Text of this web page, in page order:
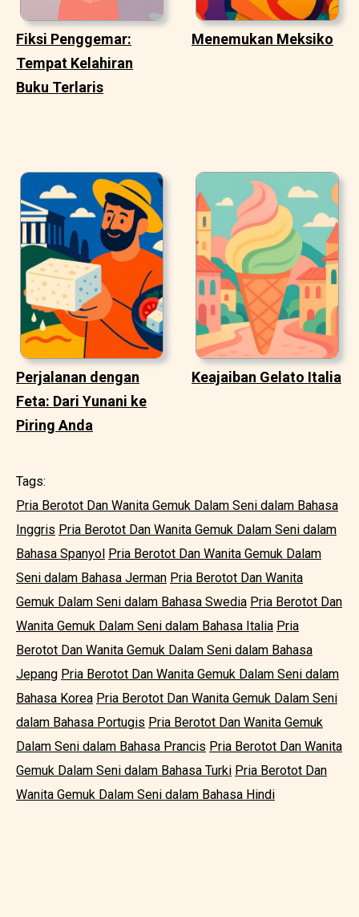
Fiksi Penggemar:
Tempat Kelahiran
Buku Terlaris
Menemukan Meksiko
Perjalanan dengan
Feta: Dari Yunani ke
Piring Anda
Keajaiban Gelato Italia
Tags:
Pria Berotot Dan Wanita Gemuk Dalam Seni dalam Bahasa
Inggris Pria Berotot Dan Wanita Gemuk Dalam Seni dalam
Bahasa Spanyol Pria Berotot Dan Wanita Gemuk Dalam
Seni dalam Bahasa Jerman Pria Berotot Dan Wanita
Gemuk Dalam Seni dalam Bahasa Swedia Pria Berotot Dan
Wanita Gemuk Dalam Seni dalam Bahasa Italia Pria
Berotot Dan Wanita Gemuk Dalam Seni dalam Bahasa
Jepang Pria Berotot Dan Wanita Gemuk Dalam Seni dalam
Bahasa Korea Pria Berotot Dan Wanita Gemuk Dalam Seni
dalam Bahasa Portugis Pria Berotot Dan Wanita Gemuk
Dalam Seni dalam Bahasa Prancis Pria Berotot Dan Wanita
Gemuk Dalam Seni dalam Bahasa Turki Pria Berotot Dan
Wanita Gemuk Dalam Seni dalam Bahasa Hindi